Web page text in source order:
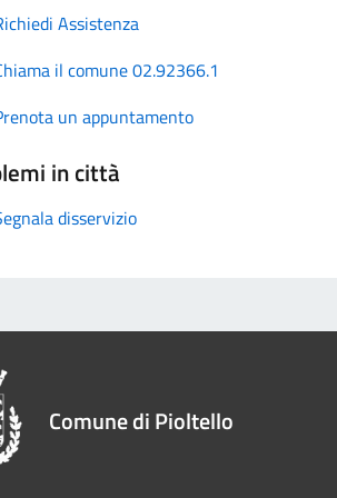
Assistenza
il comune 02.92366.1
un appuntamento
in città
disservizio
Comune di Pioltello